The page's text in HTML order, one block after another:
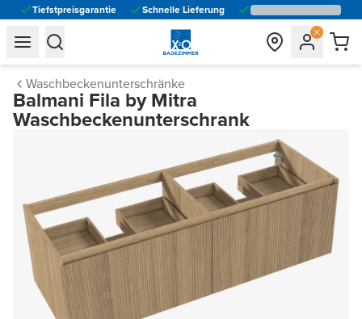
Tiefstpreisgarantie Schnelle Lieferung
general.navigation.toggle_menu.label
general.navigation.toggle_menu.label
Waschbeckenunterschränke
Balmani Fila by Mitra
Waschbeckenunterschrank